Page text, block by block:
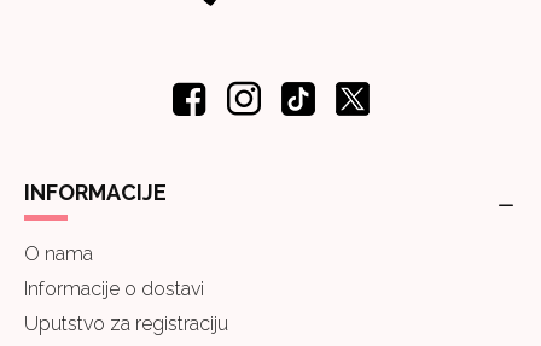
INFORMACIJE
O nama
Informacije o dostavi
Uputstvo za registraciju